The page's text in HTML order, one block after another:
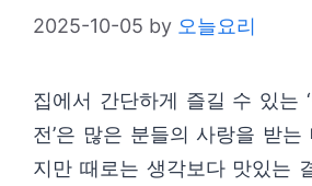
2025-10-05 by 오늘요리
집에서 간단하게 즐길 수 있는
전’은 많은 분들의 사랑을 받
지만 때로는 생각보다 맛있는